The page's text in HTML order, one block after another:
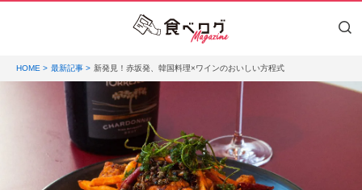
HOME 最新記事 新発見！赤坂発、韓国料理×ワインのおいしい方程式